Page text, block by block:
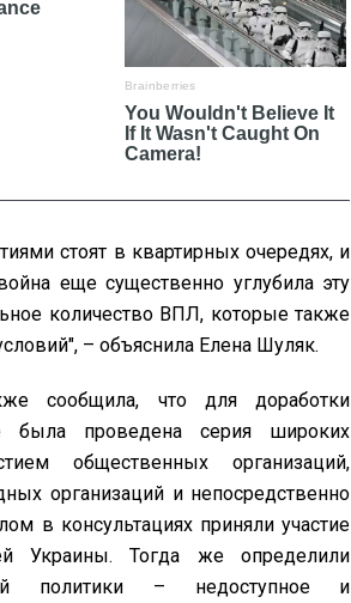
стоят в квартирных очередях, и
еще существенно углубила эту
количество ВПЛ, которые также
– объяснила Елена Шуляк.
сообщила, что для доработки
была проведена серия широких
общественных организаций,
организаций и непосредственно
в консультациях приняли участие
Украины. Тогда же определили
политики – недоступное и